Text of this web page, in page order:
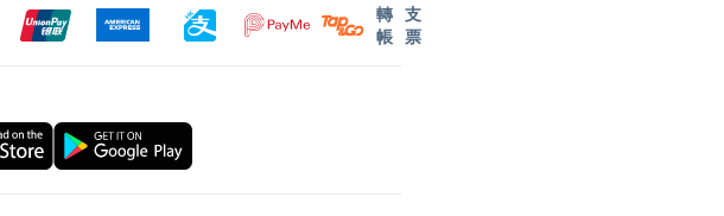
轉
帳
支
票